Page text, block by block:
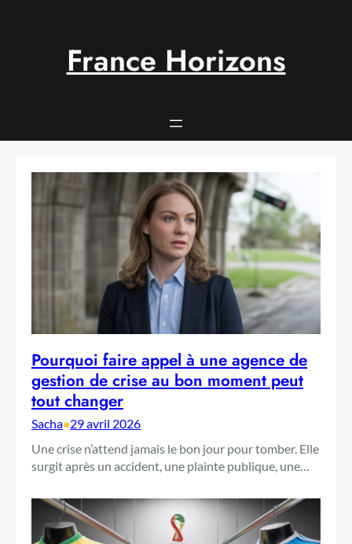
France Horizons
Pourquoi faire appel à une agence de
gestion de crise au bon moment peut
tout changer
Sacha•29 avril 2026
Une crise n’attend jamais le bon jour pour tomber. Elle
surgit après un accident, une plainte publique, une…